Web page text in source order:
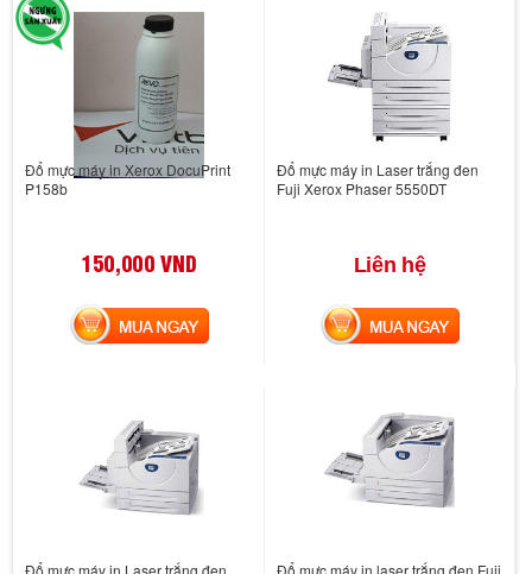
Đổ mực máy in Xerox DocuPrint
P158b
150,000 VND
MUA NGAY
Đổ mực máy in Laser trắng đen
Fuji Xerox Phaser 5550DT
Liên hệ
MUA NGAY
Đổ mực máy in Laser trắng đen Đổ mực máy in laser trắng đen Fuji